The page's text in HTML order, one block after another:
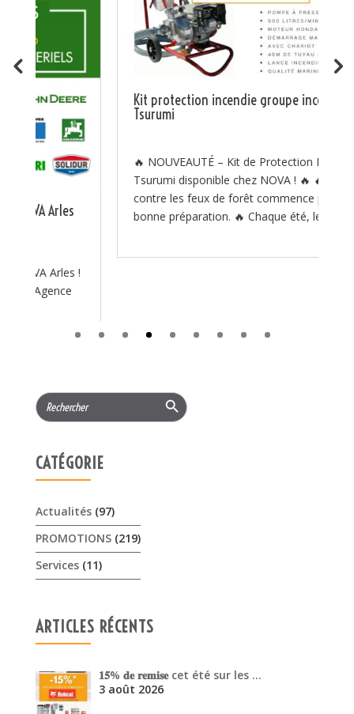
Kit protection incendie groupe incendie
Tsurumi
🔥 NOUVEAUTÉ – Kit de Protection Incendie
Tsurumi disponible chez NOVA ! 🔥 🔥 La lutte
contre les feux de forêt commence par une
bonne préparation. 🔥 Chaque été, les...
Search Button
CATÉGORIE
Actualités
ARTICLES RÉCENTS
𝟏𝟓% 𝐝𝐞 𝐫𝐞𝐦𝐢𝐬𝐞 cet été sur les …
3 août 2026